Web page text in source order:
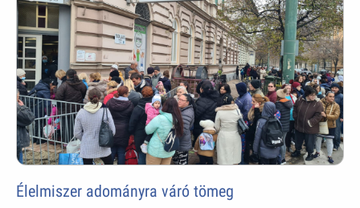
Élelmiszer adományra váró tömeg